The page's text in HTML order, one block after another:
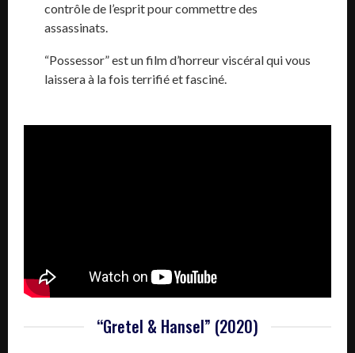
contrôle de l’esprit pour commettre des
assassinats.
“Possessor” est un film d’horreur viscéral qui vous
laissera à la fois terrifié et fasciné.
“Gretel & Hansel” (2020)